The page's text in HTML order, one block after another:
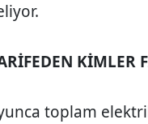
KİMLER
toplam